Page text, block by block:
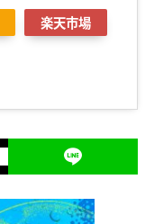
楽天市場